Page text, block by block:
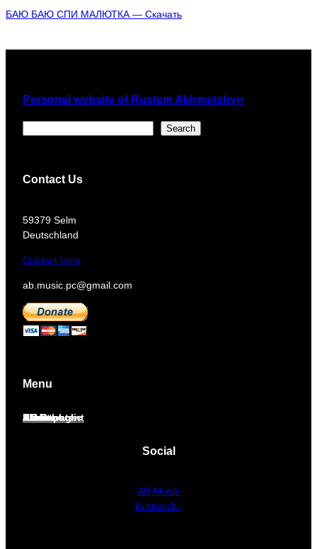
БАЮ БАЮ СПИ МАЛЮТКА — Скачать
Personal website of Rustem Akhmetshyn
Search
Contact Us
​59379 Selm
Deutschland
Contact form
ab.music.pc@gmail.com
Menu
Home page
About
J.S.Bach
Sheet music
Audio
AB School
Paid content
Social
AB-Musik
In search..